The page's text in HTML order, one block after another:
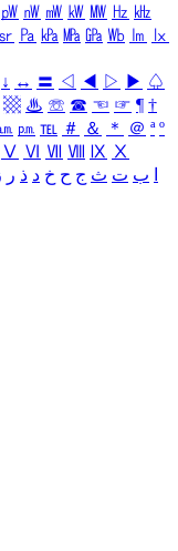
㎺ ㎻ ㎽ ㎾ ㎿ ㎐ ㎑
㏛ ㎩ ㎪ ㎫ ㎬ ㏝ ㏐
㏓
↓ ↔ 〓 ◁ ◀ ▷ ▶ ♤
▩ ♨ ☏ ☎ ☜ ☞ ¶ †
㏘ ℡ ＃ ＆ ＊ ＠ ª º
Ⅴ Ⅵ Ⅶ Ⅷ Ⅸ Ⅹ
ب ت ث ج ح خ د ذ ر